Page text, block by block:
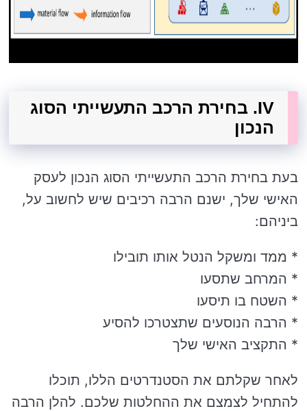
IV. בחירת הרכב התעשייתי הסוג
הנכון
בעת בחירת הרכב התעשייתי הסוג הנכון לעסק
האישי שלך, ישנם הרבה רכיבים שיש לחשוב על,
ביניהם:
* ממד ומשקל הנטל אותו תובילו
* המרחב שתסעו
* השטח בו תיסעו
* הרבה הנוסעים שתצטרכו להסיע
* התקציב האישי שלך
לאחר שקלתם את הסטנדרטים הללו, תוכלו
להתחיל לצמצם את ההחלטות שלכם. להלן הרבה